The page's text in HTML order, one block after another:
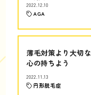
2022.12.10
AGA
薄毛対策より大切な
心の持ちよう
2022.11.13
円形脱毛症